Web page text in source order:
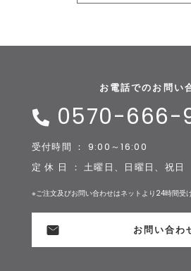
お電話でのお問い
0570-666-
受付時間 ： 9:00～16:00
定 休 日 ： 土曜日、日曜日、祝日
※ご注文及びお問い合わせはネットより24時間受
お問い合わ